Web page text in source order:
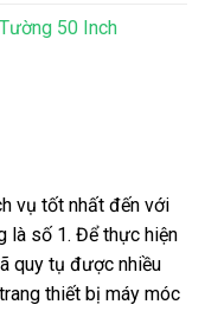
50 Inch
vụ tốt nhất đến với
là số 1. Để thực hiện
quy tụ được nhiều
thiết bị máy móc